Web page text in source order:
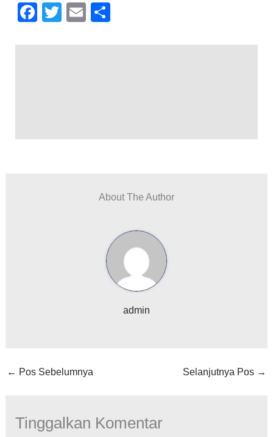
F
c
T
tt
E
ail ar
About The Author
admin
← Pos Sebelumnya Selanjutnya Pos →
Tinggalkan Komentar